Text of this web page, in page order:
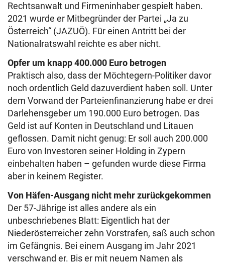
Rechtsanwalt und Firmeninhaber gespielt haben.
2021 wurde er Mitbegründer der Partei „Ja zu
Österreich“ (JAZUÖ). Für einen Antritt bei der
Nationalratswahl reichte es aber nicht.
Opfer um knapp 400.000 Euro betrogen
Praktisch also, dass der Möchtegern-Politiker davor
noch ordentlich Geld dazuverdient haben soll. Unter
dem Vorwand der Parteienfinanzierung habe er drei
Darlehensgeber um 190.000 Euro betrogen. Das
Geld ist auf Konten in Deutschland und Litauen
geflossen. Damit nicht genug: Er soll auch 200.000
Euro von Investoren seiner Holding in Zypern
einbehalten haben – gefunden wurde diese Firma
aber in keinem Register.
Von Häfen-Ausgang nicht mehr zurückgekommen
Der 57-Jährige ist alles andere als ein
unbeschriebenes Blatt: Eigentlich hat der
Niederösterreicher zehn Vorstrafen, saß auch schon
im Gefängnis. Bei einem Ausgang im Jahr 2021
verschwand er. Bis er mit neuem Namen als